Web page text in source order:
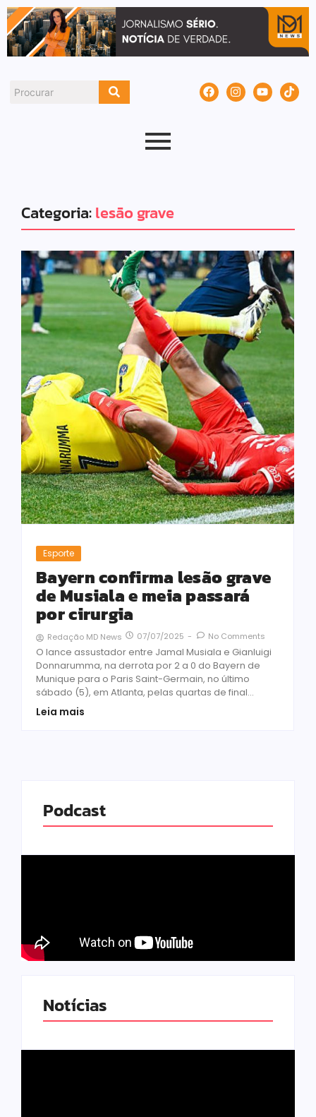
Categoria:lesão grave
Esporte
Bayern confirma lesão grave
de Musiala e meia passará
por cirurgia
Redação MD News 07/07/2025 - No Comments
O lance assustador entre Jamal Musiala e Gianluigi
Donnarumma, na derrota por 2 a 0 do Bayern de
Munique para o Paris Saint-Germain, no último
sábado (5), em Atlanta, pelas quartas de final...
Leia mais
Podcast
Notícias